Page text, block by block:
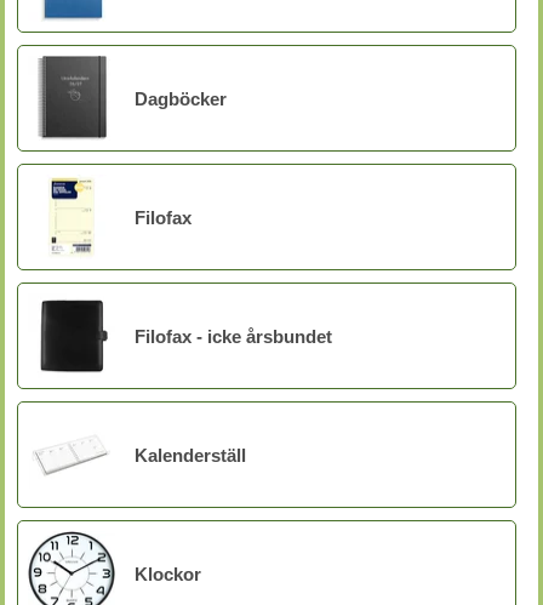
Dagböcker
Filofax
Filofax - icke årsbundet
Kalenderställ
Klockor